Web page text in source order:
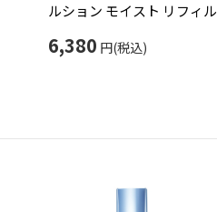
ルション モイスト リフィル
6,380 円(税込)